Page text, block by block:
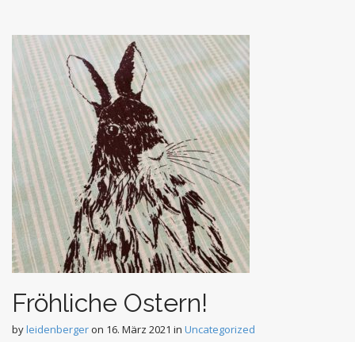
Fröhliche Ostern!
byleidenbergeron 16. März 2021 in Uncategorized